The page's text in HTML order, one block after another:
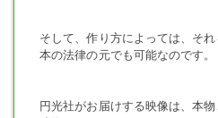
そして、作り方によっては、そ
本の法律の元でも可能なのです。
円光社がお届けする映像は、本